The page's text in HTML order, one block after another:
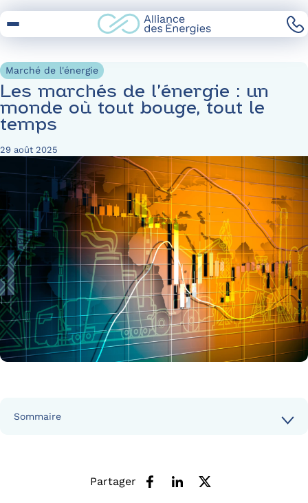
to
Marché de l'énergie
Les marchés de l’énergie : un
monde où tout bouge, tout le
temps
29 août 2025
Sommaire
Partager